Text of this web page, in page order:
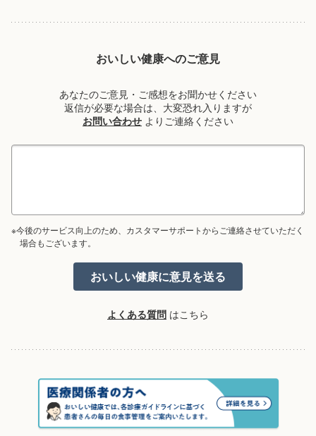
おいしい健康へのご意見
あなたのご意見・ご感想をお聞かせください
返信が必要な場合は、大変恐れ入りますが
お問い合わせ よりご連絡ください
※今後のサービス向上のため、カスタマーサポートからご連絡させていただく
場合もございます。
よくある質問 はこちら